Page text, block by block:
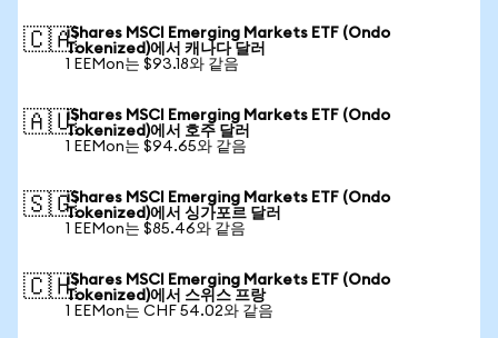
🇨🇦iShares MSCI Emerging Markets ETF (Ondo
Tokenized)에서 캐나다 달러
1 EEMon는 $93.18와 같음
🇦🇺iShares MSCI Emerging Markets ETF (Ondo
Tokenized)에서 호주 달러
1 EEMon는 $94.65와 같음
🇸🇬iShares MSCI Emerging Markets ETF (Ondo
Tokenized)에서 싱가포르 달러
1 EEMon는 $85.46와 같음
🇨🇭iShares MSCI Emerging Markets ETF (Ondo
Tokenized)에서 스위스 프랑
1 EEMon는 CHF 54.02와 같음